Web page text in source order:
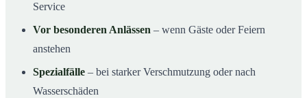
Service
Vor besonderen Anlässen – wenn Gäste oder Feiern
anstehen
Spezialfälle – bei starker Verschmutzung oder nach
Wasserschäden